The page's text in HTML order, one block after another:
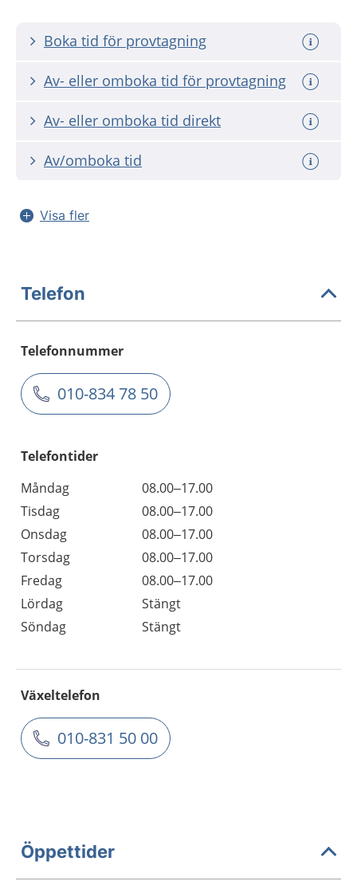
Boka tid för provtagning
Av- eller omboka tid för provtagning
Av- eller omboka tid direkt
Av/omboka tid
Visa fler
Telefon
Telefonnummer
010-834 78 50
Telefontider
Måndag
08.00–17.00
Tisdag
08.00–17.00
Onsdag
08.00–17.00
Torsdag
08.00–17.00
Fredag
08.00–17.00
Lördag
Stängt
Söndag
Stängt
Växeltelefon
010-831 50 00
Öppettider